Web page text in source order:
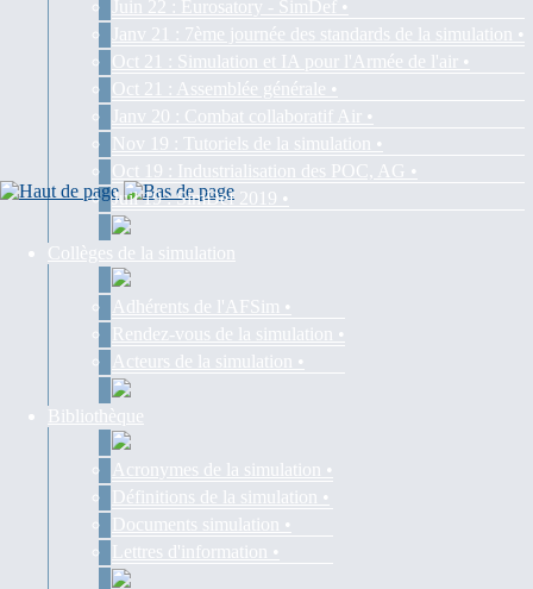
Juin 22 : Eurosatory - SimDef •
Janv 21 : 7ème journée des standards de la simulation •
Oct 21 : Simulation et IA pour l'Armée de l'air •
Oct 21 : Assemblée générale •
Janv 20 : Combat collaboratif Air •
Nov 19 : Tutoriels de la simulation •
Oct 19 : Industrialisation des POC, AG •
Juil 19 : SimDef 2019 •
Collèges de la simulation
Adhérents de l'AFSim •
Rendez-vous de la simulation •
Acteurs de la simulation •
Bibliothèque
Acronymes de la simulation •
Définitions de la simulation •
Documents simulation •
Lettres d'information •